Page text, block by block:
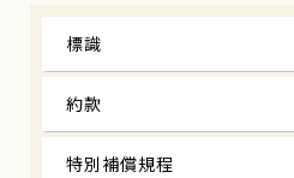
標識
約款
特別補償規程